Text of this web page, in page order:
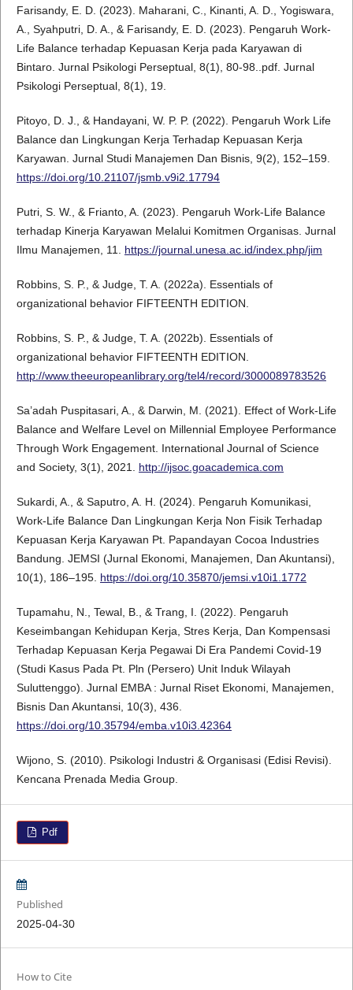
Farisandy, E. D. (2023). Maharani, C., Kinanti, A. D., Yogiswara,
A., Syahputri, D. A., & Farisandy, E. D. (2023). Pengaruh Work-
Life Balance terhadap Kepuasan Kerja pada Karyawan di
Bintaro. Jurnal Psikologi Perseptual, 8(1), 80-98..pdf. Jurnal
Psikologi Perseptual, 8(1), 19.
Pitoyo, D. J., & Handayani, W. P. P. (2022). Pengaruh Work Life
Balance dan Lingkungan Kerja Terhadap Kepuasan Kerja
Karyawan. Jurnal Studi Manajemen Dan Bisnis, 9(2), 152–159.
https://doi.org/10.21107/jsmb.v9i2.17794
Putri, S. W., & Frianto, A. (2023). Pengaruh Work-Life Balance
terhadap Kinerja Karyawan Melalui Komitmen Organisas. Jurnal
Ilmu Manajemen, 11. https://journal.unesa.ac.id/index.php/jim
Robbins, S. P., & Judge, T. A. (2022a). Essentials of
organizational behavior FIFTEENTH EDITION.
Robbins, S. P., & Judge, T. A. (2022b). Essentials of
organizational behavior FIFTEENTH EDITION.
http://www.theeuropeanlibrary.org/tel4/record/3000089783526
Sa’adah Puspitasari, A., & Darwin, M. (2021). Effect of Work-Life
Balance and Welfare Level on Millennial Employee Performance
Through Work Engagement. International Journal of Science
and Society, 3(1), 2021. http://ijsoc.goacademica.com
Sukardi, A., & Saputro, A. H. (2024). Pengaruh Komunikasi,
Work-Life Balance Dan Lingkungan Kerja Non Fisik Terhadap
Kepuasan Kerja Karyawan Pt. Papandayan Cocoa Industries
Bandung. JEMSI (Jurnal Ekonomi, Manajemen, Dan Akuntansi),
10(1), 186–195. https://doi.org/10.35870/jemsi.v10i1.1772
Tupamahu, N., Tewal, B., & Trang, I. (2022). Pengaruh
Keseimbangan Kehidupan Kerja, Stres Kerja, Dan Kompensasi
Terhadap Kepuasan Kerja Pegawai Di Era Pandemi Covid-19
(Studi Kasus Pada Pt. Pln (Persero) Unit Induk Wilayah
Suluttenggo). Jurnal EMBA : Jurnal Riset Ekonomi, Manajemen,
Bisnis Dan Akuntansi, 10(3), 436.
https://doi.org/10.35794/emba.v10i3.42364
Wijono, S. (2010). Psikologi Industri & Organisasi (Edisi Revisi).
Kencana Prenada Media Group.
Pdf
Published
2025-04-30
How to Cite